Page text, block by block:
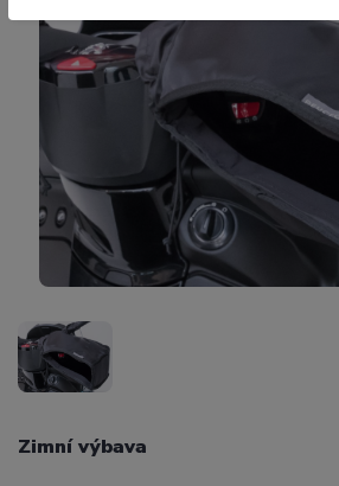
Zimní výbava